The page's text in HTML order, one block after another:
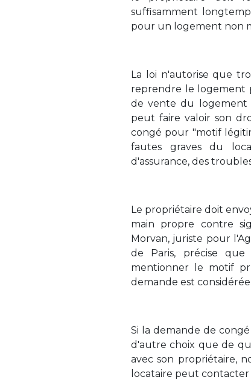
suffisamment
pour un logement non
La loi n'autorise que
reprendre le logement
de vente du logement
peut faire valoir son
congé pour "motif
fautes graves du
d'assurance, des
Le propriétaire doit
main propre contre
Morvan, juriste pour
de Paris, précise
mentionner le motif
demande est
Si la demande de
d'autre choix que de
avec son propriétaire,
locataire peut contacter